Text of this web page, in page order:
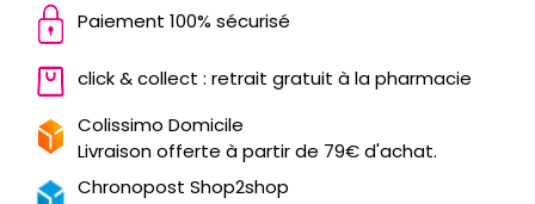
Paiement 100% sécurisé
click & collect : retrait gratuit à la pharmacie
Colissimo Domicile
Livraison offerte à partir de 79€ d'achat.
Chronopost Shop2shop